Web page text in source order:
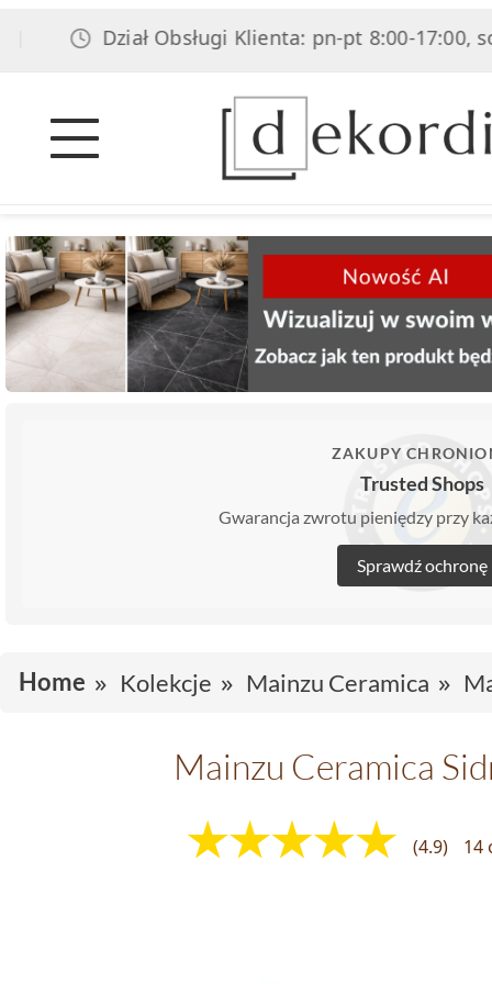
Dział Obsługi Klienta: pn-pt 8:00-17:00, sob
ZAKUPY
Trusted Shops
Gwarancja zwrotu pieniędzy przy
Sprawdź ochronę
Home Kolekcje Mainzu Ceramica
Mainzu Ceramica
(4.9) 14